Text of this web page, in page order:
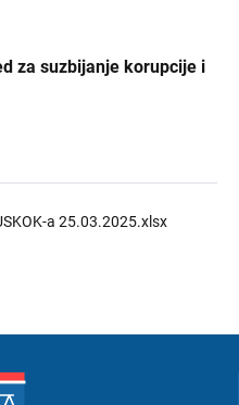
za suzbijanje korupcije i
a 25.03.2025.xlsx